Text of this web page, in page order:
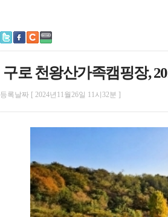
구로 천왕산가족캠핑장,
등록날짜 [ 2024년11월26일 11시32분 ]